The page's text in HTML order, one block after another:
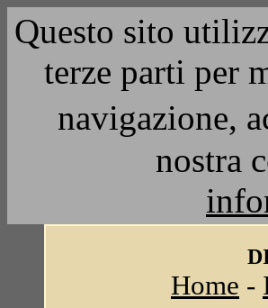
Questo sito
terze parti per
navigazione,
nostra
Home -